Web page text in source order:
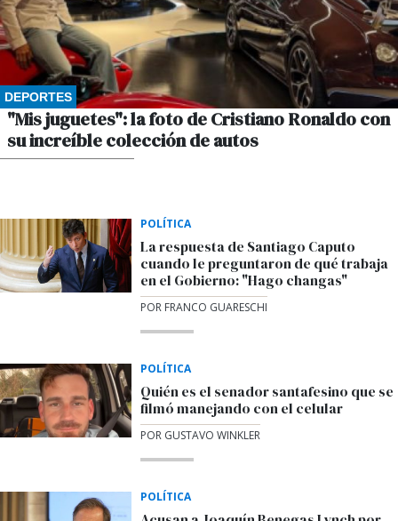
DEPORTES
"Mis juguetes": la foto de Cristiano Ronaldo con
su increíble colección de autos
POLÍTICA
La respuesta de Santiago Caputo
cuando le preguntaron de qué trabaja
en el Gobierno: "Hago changas"
POR FRANCO GUARESCHI
POLÍTICA
Quién es el senador santafesino que se
filmó manejando con el celular
POR GUSTAVO WINKLER
POLÍTICA